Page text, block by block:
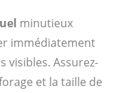
minutieux
immédiatement
visibles. Assurez-
et la taille de